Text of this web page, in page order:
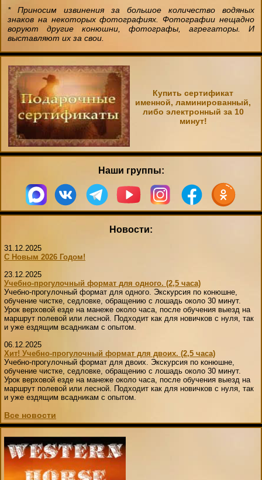
* Приносим извинения за большое количество водяных
знаков на некоторых фотографиях. Фотографии нещадно
воруют другие конюшни, фотографы, агрегаторы. И
выставляют их за свои.
Купить сертификат
именной, ламинированный,
либо электронный за 10
минут!
Наши группы:
Новости:
31.12.2025
С Новым 2026 Годом!
23.12.2025
Учебно-прогулочный формат для одного. (2,5 часа)
Учебно-прогулочный формат для одного. Экскурсия по конюшне,
обучение чистке, седловке, обращению с лошадь около 30 минут.
Урок верховой езде на манеже около часа, после обучения выезд на
маршрут полевой или лесной. Подходит как для новичков с нуля, так
и уже ездящим всадникам с опытом.
06.12.2025
Хит! Учебно-прогулочный формат для двоих. (2,5 часа)
Учебно-прогулочный формат для двоих. Экскурсия по конюшне,
обучение чистке, седловке, обращению с лошадь около 30 минут.
Урок верховой езде на манеже около часа, после обучения выезд на
маршрут полевой или лесной. Подходит как для новичков с нуля, так
и уже ездящим всадникам с опытом.
Все новости